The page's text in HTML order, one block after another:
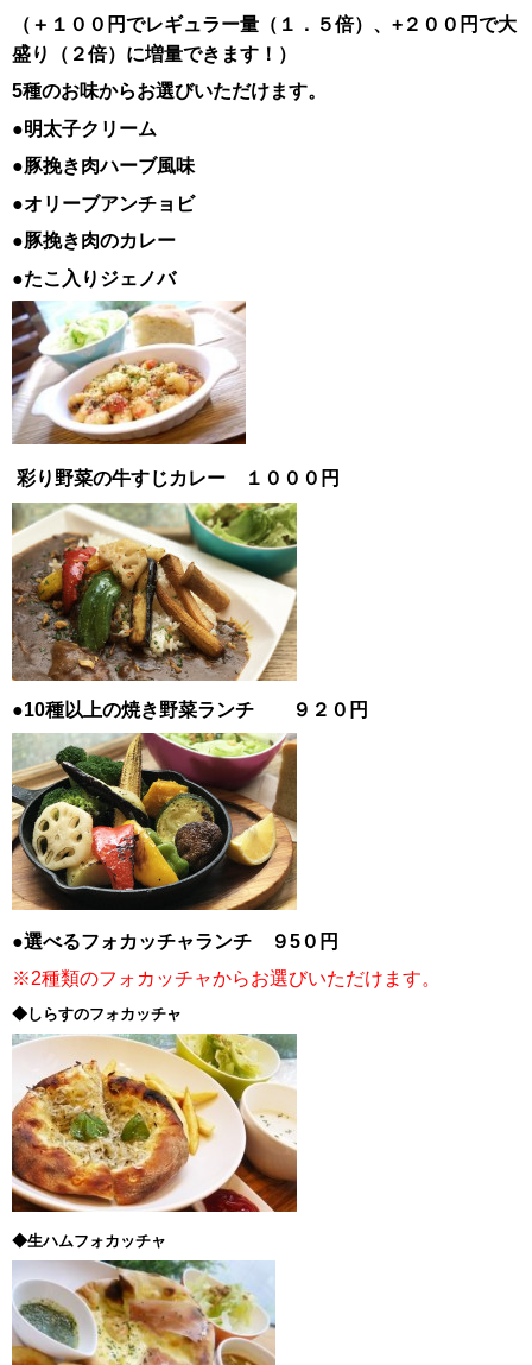
（＋１００円でレギュラー量（１．５倍）、+２００円で大
盛り（２倍）に増量できます！）
5種のお味からお選びいただけます。
●明太子クリーム
●豚挽き肉ハーブ風味
●オリーブアンチョビ
●豚挽き肉のカレー
●たこ入りジェノバ
彩り野菜の牛すじカレー １０００円
●10種以上の焼き野菜ランチ ９２０円
●選べるフォカッチャランチ ９5０円
※2種類のフォカッチャからお選びいただけます。
◆しらすのフォカッチャ
◆生ハムフォカッチャ